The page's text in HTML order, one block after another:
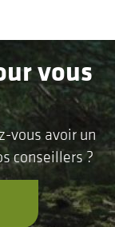
vous
vous avoir un
conseillers ?